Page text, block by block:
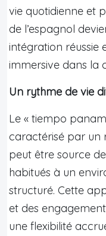
vie quotidienne et
de l’espagnol
intégration réussie
immersive dans la
Un rythme de vie
Le « tiempo
caractérisé par un
peut être source
habitués à un
structuré. Cette
et des
une flexibilité